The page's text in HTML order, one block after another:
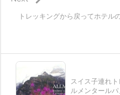
トレッキングから戻ってホテル
スイス子連れ
ルメンタール